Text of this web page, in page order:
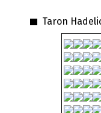
Taron